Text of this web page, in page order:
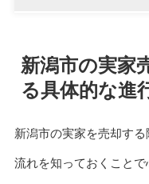
新潟市の実家
る具体的な進
新潟市の実家を売却す
流れを知っておくことで